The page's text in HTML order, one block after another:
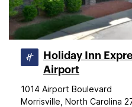
Holiday Inn
Airport
1014 Airport Boulevard
Morrisville, North Carolina